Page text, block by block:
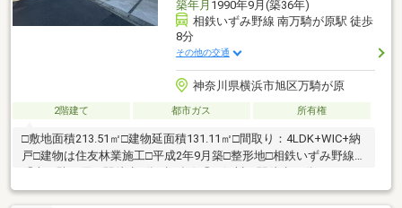
築年月 1990年9月(築36年)
相鉄いずみ野線 南万騎が原駅 徒歩
8分
その他の交通
神奈川県横浜市旭区万騎が原
2階建て 都市ガス 所有権
□敷地面積213.51㎡□建物延面積131.11㎡□間取り：4LDK+WIC+納
戸□建物は住友林業施工□平成2年9月築□整形地□相鉄いずみ野線